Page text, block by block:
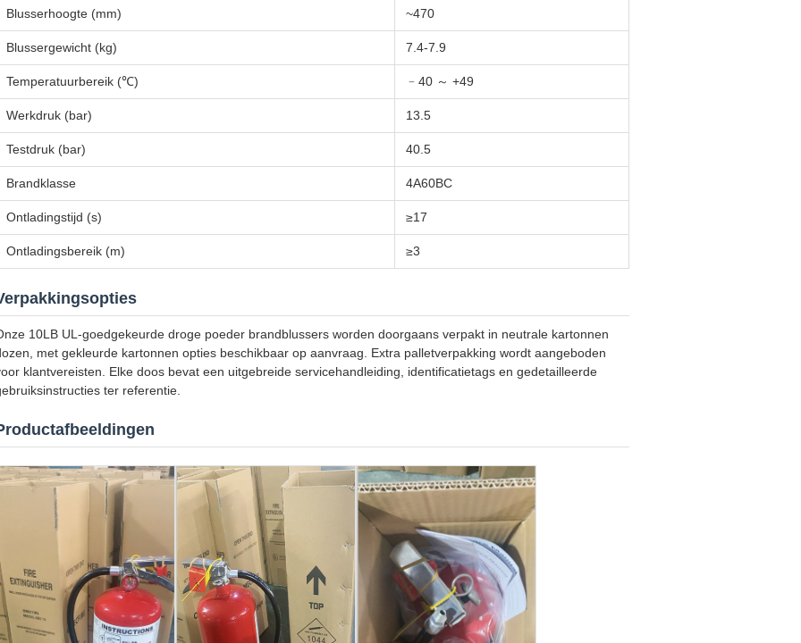
Blusserhoogte (mm) ~470
Blussergewicht (kg) 7.4-7.9
Temperatuurbereik (℃) ﹣40 ～ +49
Werkdruk (bar) 13.5
Testdruk (bar) 40.5
Brandklasse 4A60BC
Ontladingstijd (s) ≥17
Ontladingsbereik (m) ≥3
10LB UL-goedgekeurde droge poeder brandblussers worden doorgaans verpakt in neutrale kartonnen
met gekleurde kartonnen opties beschikbaar op aanvraag. Extra palletverpakking wordt aangeboden
klantvereisten. Elke doos bevat een uitgebreide servicehandleiding, identificatietags en gedetailleerde
ter referentie.